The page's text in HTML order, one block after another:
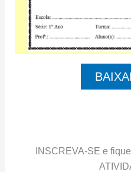
INSCREVA-SE e